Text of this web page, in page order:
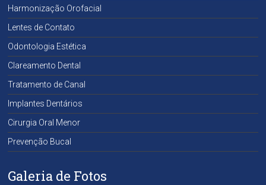
Harmonização Orofacial
Lentes de Contato
Odontologia Estética
Clareamento Dental
Tratamento de Canal
Implantes Dentários
Cirurgia Oral Menor
Prevenção Bucal
Galeria de Fotos